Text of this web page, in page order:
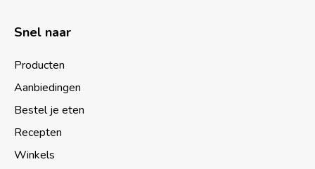
Snel naar
Producten
Aanbiedingen
Bestel je eten
Recepten
Winkels